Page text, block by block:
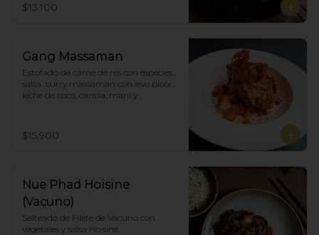
$13.100
Gang Massaman
Estofado de carne de res con especies,
salsa  curry massaman con leve picor,
leche de coco, canela, maní y
$15.900
Nue Phad Hoisine
(Vacuno)
Salteado de Filete de Vacuno con
vegetales y salsa Hoisine.